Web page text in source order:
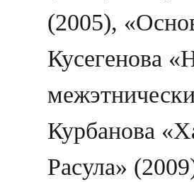
(2005),
Кусегенова
Курбанова
Расула»